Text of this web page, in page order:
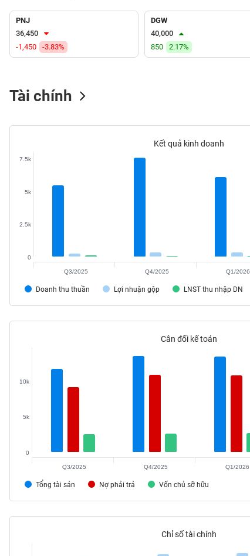
PNJ
36,450
-1,450
-3.83%
DGW
40,000
850
2.17%
Tài chính
Kết quả kinh doanh
Doanh thu thuần Lợi nhuận gộp LNST thu nhập DN
0
2.5k
5k
7.5k
Q3/2025 Q4/2025 Q1/2026
Cân đối kế toán
Tổng tài sản Nợ phải trả Vốn chủ sỡ hữu
0
5k
10k
Q3/2025 Q4/2025 Q1/2026
Chỉ số tài chính
(-)
VS-
SECTOR
NGUYÊN
NGHIỆP
TIÊU
THIẾT
TIÊU
THIẾT